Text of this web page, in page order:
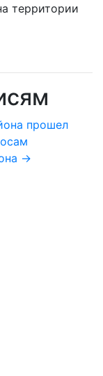
территории
прошел
→